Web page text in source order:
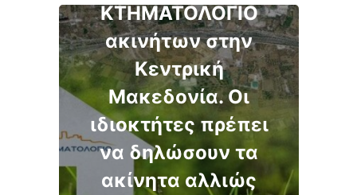
ΚΤΗΜΑΤΟΛΟΓΙΟ
ακινήτων στην
Κεντρική
Μακεδονία. Οι
ιδιοκτήτες πρέπει
να δηλώσουν τα
ακίνητα αλλιώς